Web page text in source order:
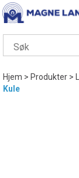
Hjem>Produkter>
Kule